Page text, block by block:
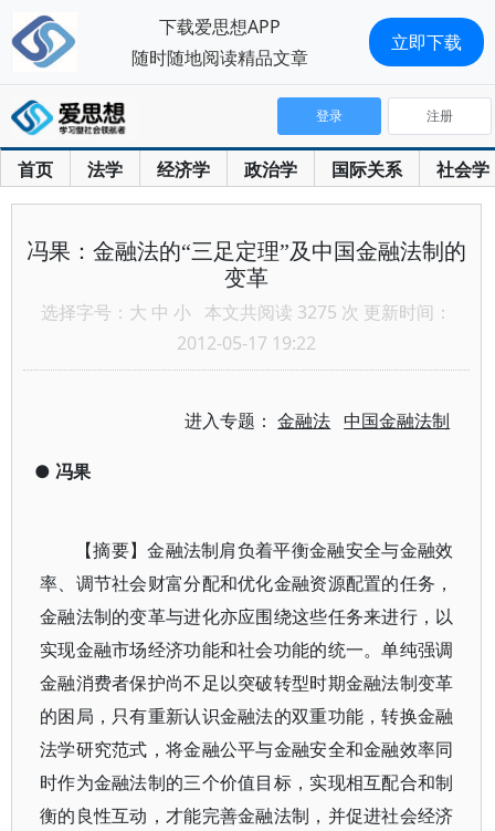
首页 法学 经济学 政治学 国际关系 社会学
登录 注册
冯果：金融法的“三足定理”及中国金融法制的
变革
选择字号： 大 中 小 本文共阅读 3275 次 更新时间：
2012-05-17 19:22
进入专题：金融法 中国金融法制
● 冯果
【摘要】金融法制肩负着平衡金融安全与金融效
率、调节社会财富分配和优化金融资源配置的任务，
金融法制的变革与进化亦应围绕这些任务来进行，以
实现金融市场经济功能和社会功能的统一。单纯强调
金融消费者保护尚不足以突破转型时期金融法制变革
的困局，只有重新认识金融法的双重功能，转换金融
法学研究范式，将金融公平与金融安全和金融效率同
时作为金融法制的三个价值目标，实现相互配合和制
衡的良性互动，才能完善金融法制，并促进社会经济
下载爱思想APP
随时随地阅读精品文章
立即下载